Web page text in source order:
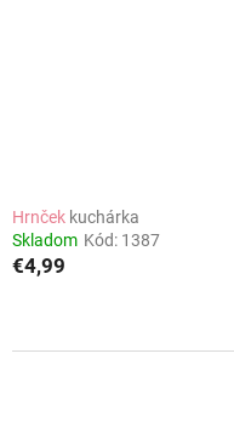
Hrnček kuchárka
Skladom Kód: 1387
€4,99